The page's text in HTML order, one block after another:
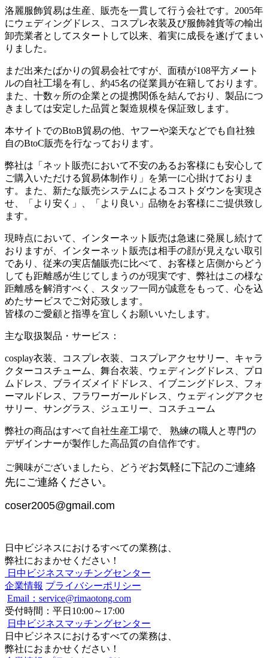
洛麗服飾貿易は生産、販売を一貫して行う会社です。2005年
にウェディングドレス、コスプレ衣装及び服飾雑貨等の輸出
卸売業者としてスタートして以来、着実に成長を遂げてまい
りました。
まだ出来たばかりの貿易会社ですが、面積が108平方メート
ルの自社工場を有し、約45名の従業員が在籍しております。
また、十数ヶ所の企業との提携関係を結んでおり、製品につ
きましては安定した品質と製造規模を保証致します。
本サイトでのBtoB貿易の他、ヤフーや楽天などでも自社独
自のBtoC販売を行なっております。
弊社は「ネット販売において不安のあるお客様にも安心して
ご購入いただける貿易体制作り」を第一に心掛けておりま
す。また、新たな販売システムによるコストダウンを実現さ
せ、「より安く」、「より良い」品物をお客様にご提供致し
ます。
現時点において、インターネット販売は急速に発展し続けて
おりますが、インターネット販売は相手の顔が見えない取引
であり、従来の実店舗販売に比べて、お客様と店側からどう
しても距離感が生じてしまうのが現実です、弊社はこの様な
距離感を解消すべく、スタッフ一同が誠意をもって、心を込
めたサービスでご対応致します。
皆様のご愛顧と指導を宜しくお願いいたします。
主な取扱製品・サービス：
cosplay衣装、コスプレ衣装、コスプレアクセサリー、キャラ
クターコスチューム、舞台衣装、ウェディングドレス、プロ
ムドレス、ブライズメイドドレス、イブニングドレス、フォ
ーマルドレス、フラワーガールドレス、ウェディングアクセ
サリー、サングラス、ジュエリー、コスチューム
弊社の商品はすべて自社生産工場で、 熟練の職人と専門の
デザインナーが製作した高品質の自信作です。
ご興味がございましたら、どうぞお気軽に下記のご連絡
先にご連絡ください。
coser2005@gmail.com
日中ビジネスにおけるすべての業務は、
弊社におまかせください！
日中ビジネスマッチングセンター
企業情報 プライバシーポリシー
Email：service@rimaotong.com
受付時間：平日10:00～17:00
日中ビジネスマッチングセンター
日中ビジネスにおけるすべての業務は、
弊社におまかせください！